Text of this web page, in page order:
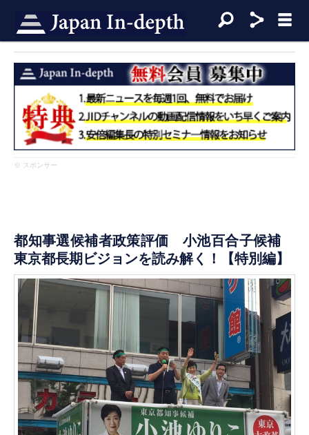
※ スポンサー
都知事選候補者政策評価 小池百合子候補
東京都長期ビジョンを読み解く！【特別編】